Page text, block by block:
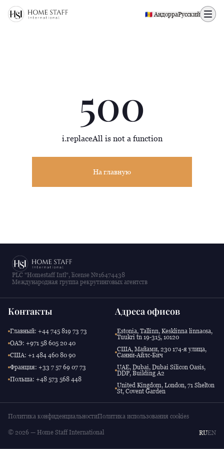
500 page
🇦🇩 АндорраРусский
500
i.replaceAll is not a function
На главную
PLC "Homestaff Intl", license №16474438
Международная группа рекрутинговых агентств
Контакты
Главный: +44 745 819 73 73
ОАЭ: +971 58 605 20 40
США: +1 484 460 80 90
Франция: +33 7 57 69 07 73
Польша: +48 573 568 448
Адреса офисов
Estonia, Tallinn, Kesklinna linnaosa,
Tuukri tn 19-315, 10120
США, Майами, 230 174-я улица,
Санни-Айлс-Бич
UAE, Dubai, Dubai Silicon Oasis,
DDP, Building A2
United Kingdom, London, 71 Shelton
St, Covent Garden
Политика конфиденциальностиПолитика использования cookies
© 2026 — Home Staff International RUEN